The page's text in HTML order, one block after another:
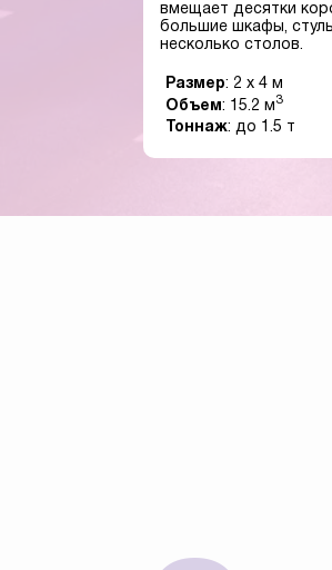
вмещает десятки
большие шкафы,
несколько столов.
Размер: 2 x 4 м
Объем: 15.2 м 3
Тоннаж: до 1.5 т